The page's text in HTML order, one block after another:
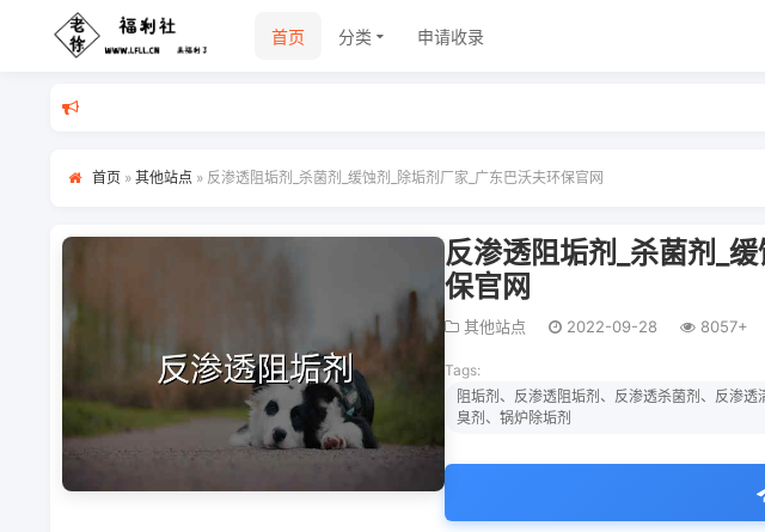
首页 分类 申请收录
首页 » 其他站点 » 反渗透阻垢剂_杀菌剂_缓蚀剂_除垢剂厂家_广东巴沃夫环保官网
反渗透阻垢剂_杀菌剂_
保官网
其他站点 2022-09-28 8057+
Tags:
阻垢剂、反渗透阻垢剂、反渗透杀菌剂、反渗
臭剂、锅炉除垢剂